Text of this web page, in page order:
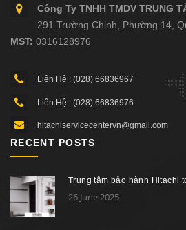
Công Ty TNHH TMDV TRUNG
291 Trường Chinh, Phường 14,
MST: 0316128976
Liên Hệ : (028) 66836967
Liên Hệ : (028) 66836976
hitachiservicecentervn@gmail.com
RECENT POSTS
Trung tâm bảo hành Hitachi
26 June 2025